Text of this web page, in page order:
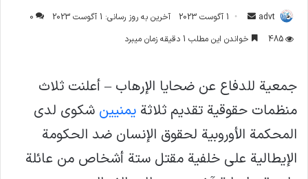
advt
ارسال
ایمیل
1 آگوست 2023 آخرین به روز رسانی: 1 آگوست 2023
0
485
خواندن این مطلب 1 دقیقه زمان میبرد
جمعية للدفاع عن ضحايا الإرهاب – أعلنت ثلاث
منظمات حقوقية تقديم ثلاثة يمنيين شكوى لدى
المحكمة الأوروبية لحقوق الإنسان ضد الحكومة
الإيطالية على خلفية مقتل ستة أشخاص من عائلة